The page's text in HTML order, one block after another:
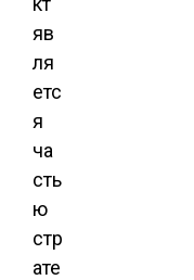
яв
ля
етс
я
ча
сть
ю
стр
ате